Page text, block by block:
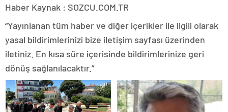
Haber Kaynak : SOZCU.COM.TR
“Yayınlanan tüm haber ve diğer içerikler ile ilgili olarak
yasal bildirimlerinizi bize iletişim sayfası üzerinden
iletiniz. En kısa süre içerisinde bildirimlerinize geri
dönüş sağlanılacaktır.”